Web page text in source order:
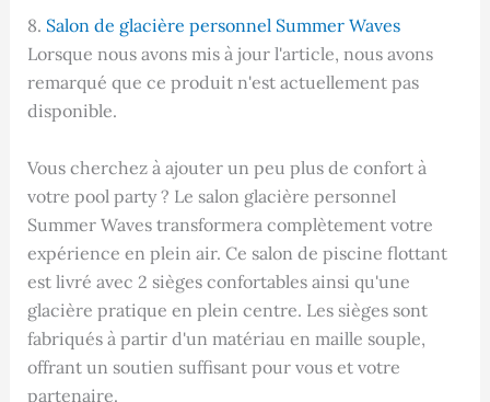
8. Salon de glacière personnel Summer Waves
Lorsque nous avons mis à jour l'article, nous avons
remarqué que ce produit n'est actuellement pas
disponible.
Vous cherchez à ajouter un peu plus de confort à
votre pool party ? Le salon glacière personnel
Summer Waves transformera complètement votre
expérience en plein air. Ce salon de piscine flottant
est livré avec 2 sièges confortables ainsi qu'une
glacière pratique en plein centre. Les sièges sont
fabriqués à partir d'un matériau en maille souple,
offrant un soutien suffisant pour vous et votre
partenaire.